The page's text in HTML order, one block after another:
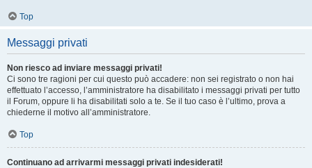
Top
Messaggi privati
Non riesco ad inviare messaggi privati!
Ci sono tre ragioni per cui questo può accadere: non sei registrato o non hai
effettuato l’accesso, l’amministratore ha disabilitato i messaggi privati per tutto
il Forum, oppure li ha disabilitati solo a te. Se il tuo caso è l’ultimo, prova a
chiederne il motivo all’amministratore.
Top
Continuano ad arrivarmi messaggi privati indesiderati!